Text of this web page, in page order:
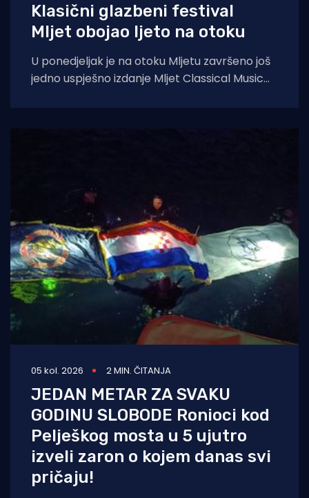
Klasični glazbeni festival
Mljet obojao ljeto na otoku
U ponedjeljak je na otoku Mljetu završeno još
jedno uspješno izdanje Mljet Classical Music
05 kol. 2026 2 MIN. ČITANJA
JEDAN METAR ZA SVAKU
GODINU SLOBODE Ronioci kod
Pelješkog mosta u 5 ujutro
izveli zaron o kojem danas svi
pričaju!